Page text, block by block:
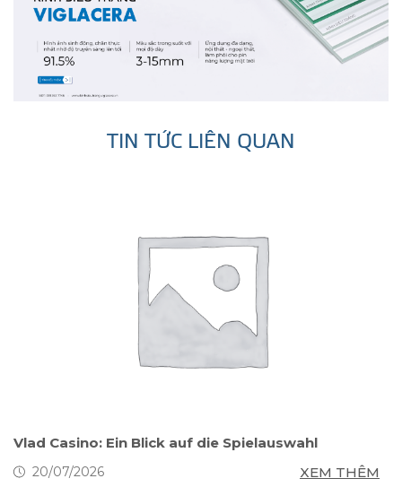
TIN TỨC LIÊN QUAN
Vlad Casino: Ein Blick auf die Spielauswahl
20/07/2026 XEM THÊM